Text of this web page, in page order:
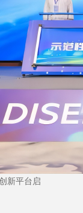
新平台启